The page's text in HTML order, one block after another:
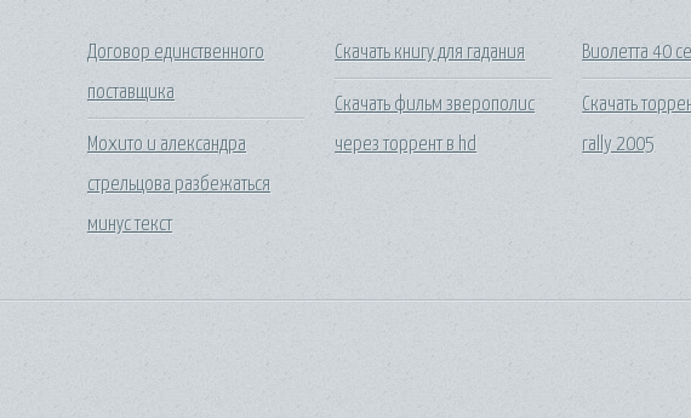
Договор единственного
поставщика
Мохито и александра
стрельцова разбежаться
минус текст
Скачать книгу для гадания
Скачать фильм зверополис
через торрент в hd
Виолетта 40
Скачать
rally 2005